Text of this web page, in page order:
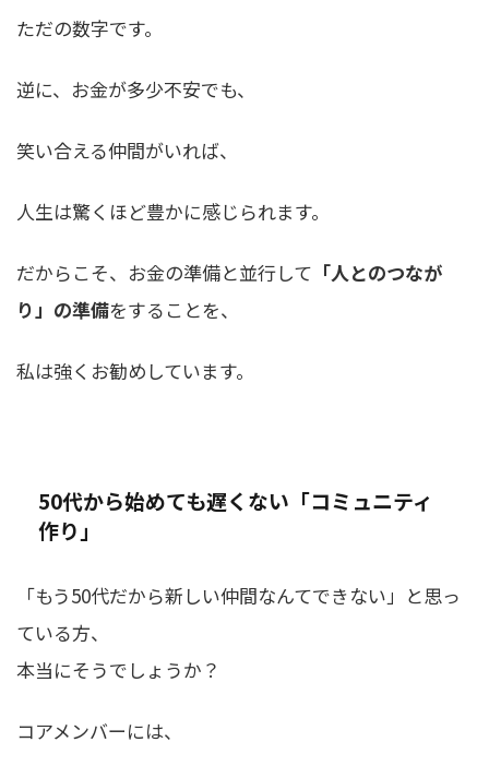
ただの数字です。
逆に、お金が多少不安でも、
笑い合える仲間がいれば、
人生は驚くほど豊かに感じられます。
だからこそ、お金の準備と並行して 「人とのつなが
り」の準備をすることを、
私は強くお勧めしています。
50代から始めても遅くない「コミュニティ
作り」
「もう50代だから新しい仲間なんてできない」と思っ
ている方、
本当にそうでしょうか？
コアメンバーには、